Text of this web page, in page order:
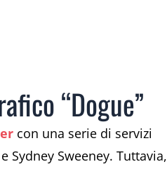
“Dogue”
con una serie di servizi
Sweeney. Tuttavia,